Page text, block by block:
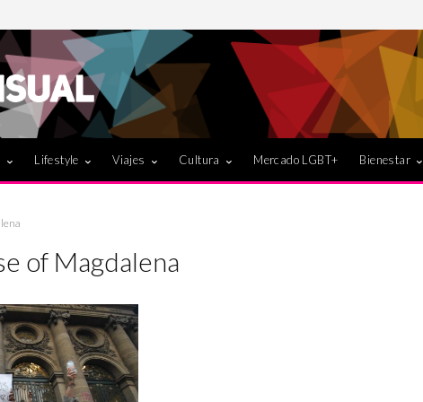
Lifestyle Viajes Cultura Mercado LGBT+ Bienestar
of Magdalena